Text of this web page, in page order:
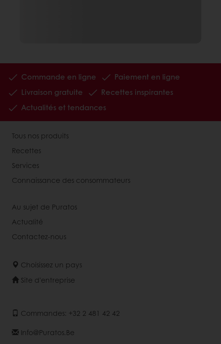
Commande en ligne
Paiement en ligne
Livraison gratuite
Recettes inspirantes
Actualités et tendances
Tous nos produits
Recettes
Services
Connaissance des consommateurs
Au sujet de Puratos
Actualité
Contactez-nous
Choisissez un pays
Site d'entreprise
Commandes: +32 2 481 42 42
Info@puratos.be